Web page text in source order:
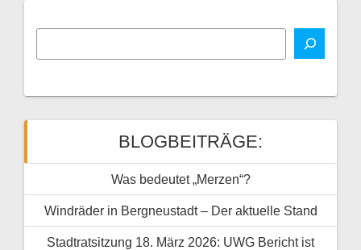
BLOGBEITRÄGE:
Was bedeutet „Merzen“?
Windräder in Bergneustadt – Der aktuelle Stand
Stadtratsitzung 18. März 2026: UWG Bericht ist